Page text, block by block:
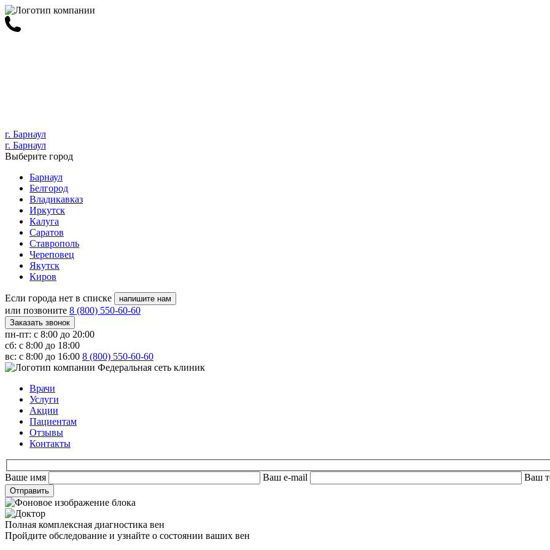
г. Барнаул
г. Барнаул
Выберите город
Барнаул
Белгород
Владикавказ
Иркутск
Калуга
Саратов
Ставрополь
Череповец
Якутск
Киров
Если города нет в списке напишите нам
или позвоните 8 (800) 550-60-60
Заказать звонок
пн-пт: с 8:00 до 20:00
сб: с 8:00 до 18:00
вс: с 8:00 до 16:00 8 (800) 550-60-60
Федеральная сеть клиник
Врачи
Услуги
Акции
Пациентам
Отзывы
Контакты
Ваше имя Ваш e-mail Ваш
Полная комплексная диагностика вен
Пройдите обследование и узнайте о состоянии ваших вен